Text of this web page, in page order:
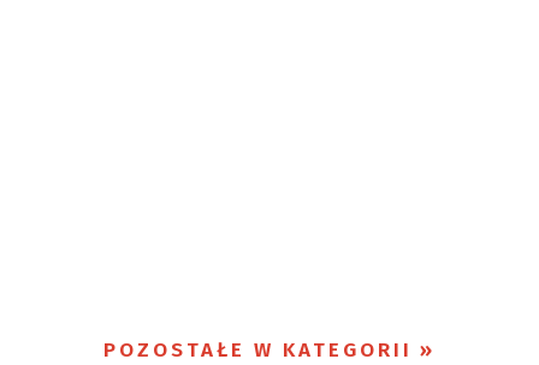
POZOSTAŁE W KATEGORII